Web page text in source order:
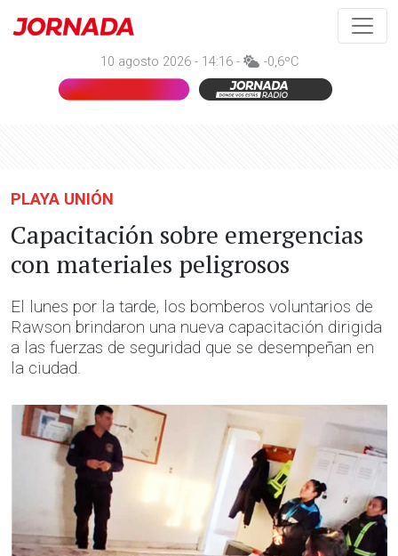
10 agosto 2026 - 14:16 - -0,6ºC
PLAYA UNIÓN
Capacitación sobre emergencias
con materiales peligrosos
El lunes por la tarde, los bomberos voluntarios de
Rawson brindaron una nueva capacitación dirigida
a las fuerzas de seguridad que se desempeñan en
la ciudad.